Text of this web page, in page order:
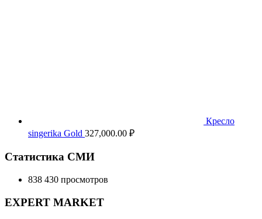
Кресло
singerika Gold 327,000.00 ₽
Статистика СМИ
838 430 просмотров
EXPERT MARKET